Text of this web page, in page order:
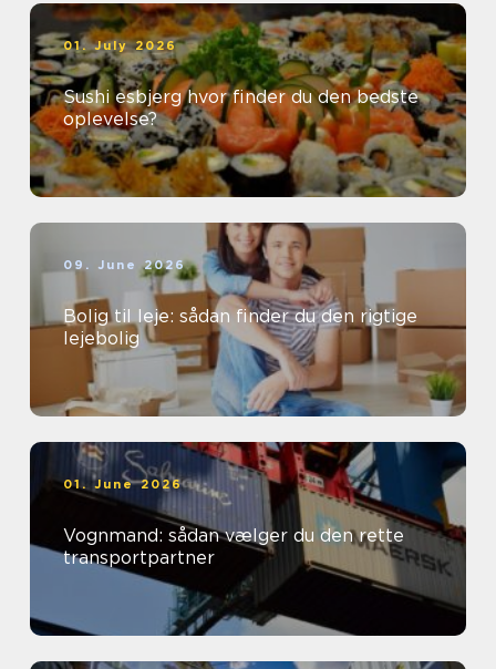
01. July 2026
Sushi esbjerg hvor finder du den bedste
oplevelse?
09. June 2026
Bolig til leje: sådan finder du den rigtige
lejebolig
01. June 2026
Vognmand: sådan vælger du den rette
transportpartner